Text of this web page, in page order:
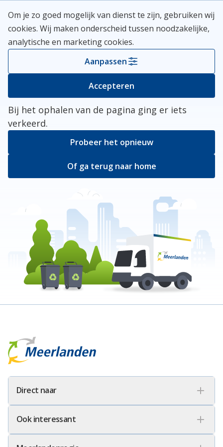
naar
inhoud
Meerlanden Logo
Open
Kies je gemeente
Er ging iets mis
Bij het ophalen van de pagina ging er iets
verkeerd.
Probeer het opnieuw
Of ga terug naar home
Meerlanden Logo
Direct naar
Ook interessant
Om je zo goed mogelijk van dienst te zijn, gebruiken wij
cookies. Wij maken onderscheid tussen noodzakelijke,
analytische en marketing cookies.
Aanpassen
Accepteren